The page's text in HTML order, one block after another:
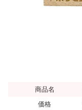
商品名
価格